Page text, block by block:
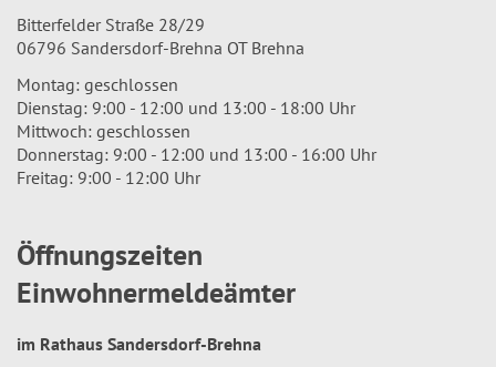
Bitterfelder Straße 28/29
06796 Sandersdorf-Brehna OT Brehna
Montag: geschlossen
Dienstag: 9:00 - 12:00 und 13:00 - 18:00 Uhr
Mittwoch: geschlossen
Donnerstag: 9:00 - 12:00 und 13:00 - 16:00 Uhr
Freitag: 9:00 - 12:00 Uhr
Öffnungszeiten
Einwohnermeldeämter
im Rathaus Sandersdorf-Brehna